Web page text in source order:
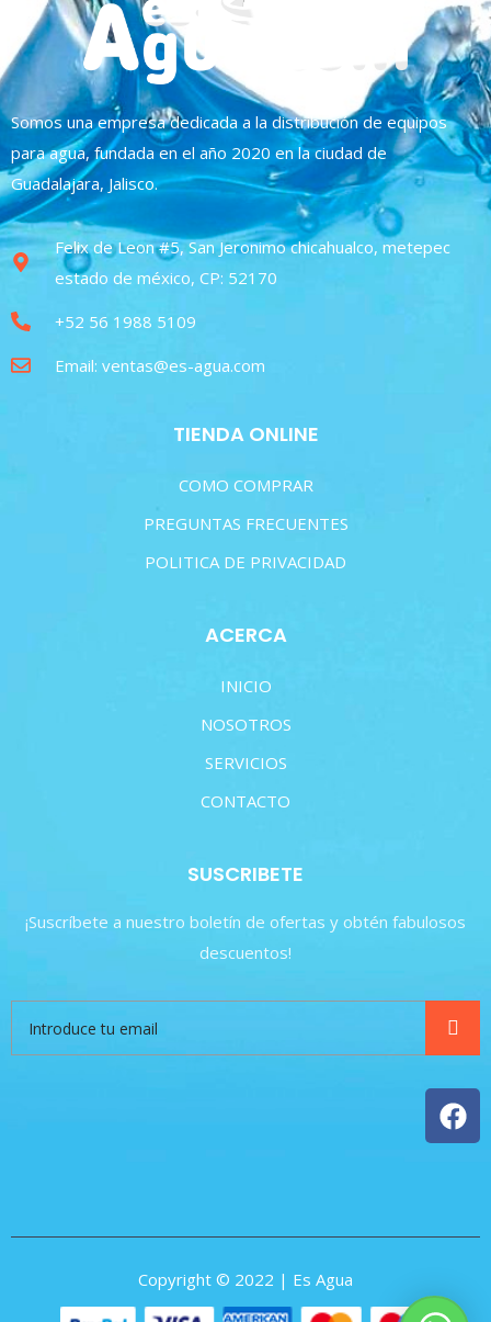
Somos una empresa dedicada a la distribución de equipos
para agua, fundada en el año 2020 en la ciudad de
Guadalajara, Jalisco.
Felix de Leon #5, San Jeronimo chicahualco, metepec
estado de méxico, CP: 52170
+52 56 1988 5109
Email: ventas@es-agua.com
TIENDA ONLINE
COMO COMPRAR
PREGUNTAS FRECUENTES
POLITICA DE PRIVACIDAD
ACERCA
INICIO
NOSOTROS
SERVICIOS
CONTACTO
SUSCRIBETE
¡Suscríbete a nuestro boletín de ofertas y obtén fabulosos
descuentos!
Copyright © 2022 | Es Agua